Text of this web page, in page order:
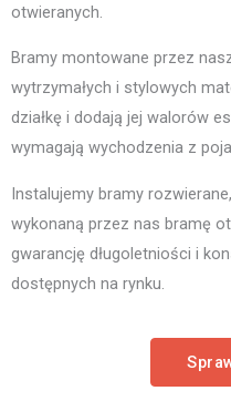
otwieranych.
Bramy montowane przez
wytrzymałych i stylowych
działkę i dodają jej walorów
wymagają wychodzenia z
Instalujemy bramy
wykonaną przez nas bramę
gwarancję długoletniości i
dostępnych na rynku.